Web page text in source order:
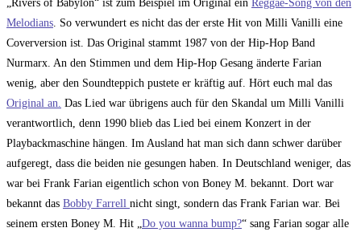
„Rivers of Babylon“ ist zum Beispiel im Original ein Reggae-Song von den
Melodians . So verwundert es nicht das der erste Hit von Milli Vanilli eine
Coverversion ist. Das Original stammt 1987 von der Hip-Hop Band
Nurmarx. An den Stimmen und dem Hip-Hop Gesang änderte Farian
wenig, aber den Soundteppich pustete er kräftig auf. Hört euch mal das
Original an. Das Lied war übrigens auch für den Skandal um Milli Vanilli
verantwortlich, denn 1990 blieb das Lied bei einem Konzert in der
Playbackmaschine hängen. Im Ausland hat man sich dann schwer darüber
aufgeregt, dass die beiden nie gesungen haben. In Deutschland weniger, das
war bei Frank Farian eigentlich schon von Boney M. bekannt. Dort war
bekannt das Bobby Farrell nicht singt, sondern das Frank Farian war. Bei
seinem ersten Boney M. Hit „ Do you wanna bump?“ sang Farian sogar alle